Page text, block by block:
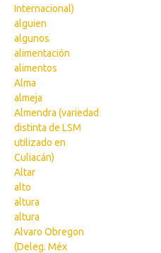
Internacional)
alguien
algunos
alimentación
alimentos
Alma
almeja
Almendra (variedad
distinta de LSM
utilizado en
Culiacán)
Altar
alto
altura
altura
Alvaro Obregon
(Deleg. Méx